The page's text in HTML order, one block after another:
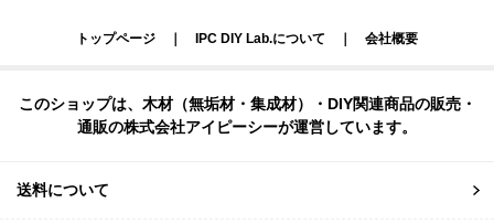
トップページ IPC DIY Lab.について 会社概要
このショップは、木材（無垢材・集成材）・DIY関連商品の販売・
通販の株式会社アイピーシーが運営しています。
送料について